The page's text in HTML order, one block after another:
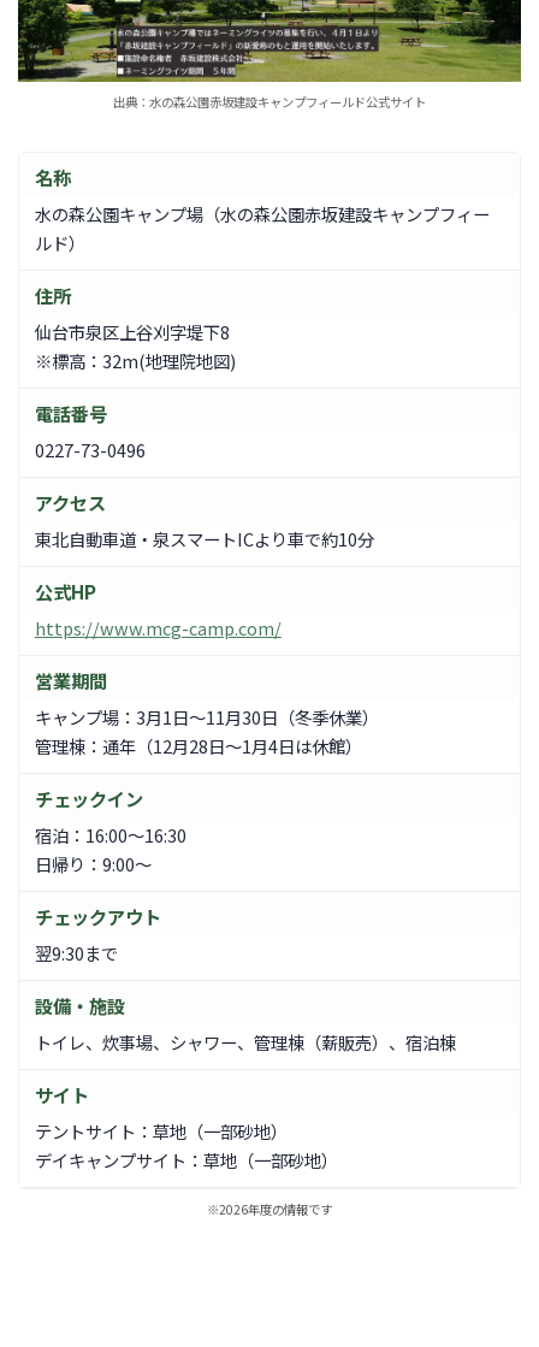
出典：水の森公園赤坂建設キャンプフィールド公式サイト
名称
水の森公園キャンプ場（水の森公園赤坂建設キャンプフィー
ルド）
住所
仙台市泉区上谷刈字堤下8
※標高：32m(地理院地図)
電話番号
0227-73-0496
アクセス
東北自動車道・泉スマートICより車で約10分
公式HP
https://www.mcg-camp.com/
営業期間
キャンプ場：3月1日～11月30日（冬季休業）
管理棟：通年（12月28日～1月4日は休館）
チェックイン
宿泊：16:00～16:30
日帰り：9:00～
チェックアウト
翌9:30まで
設備・施設
トイレ、炊事場、シャワー、管理棟（薪販売）、宿泊棟
サイト
テントサイト：草地（一部砂地）
デイキャンプサイト：草地（一部砂地）
※2026年度の情報です